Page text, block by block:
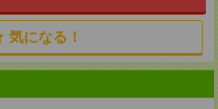
気になる！